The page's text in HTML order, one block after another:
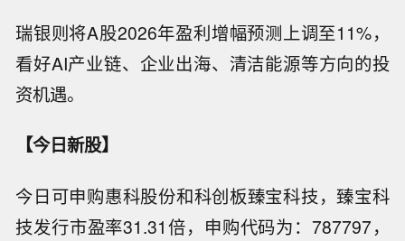
瑞银则将A股2026年盈利增幅预测上调至11%，
看好AI产业链、企业出海、清洁能源等方向的投
资机遇。
【今日新股】
今日可申购惠科股份和科创板臻宝科技，臻宝科
技发行市盈率31.31倍，申购代码为：787797，